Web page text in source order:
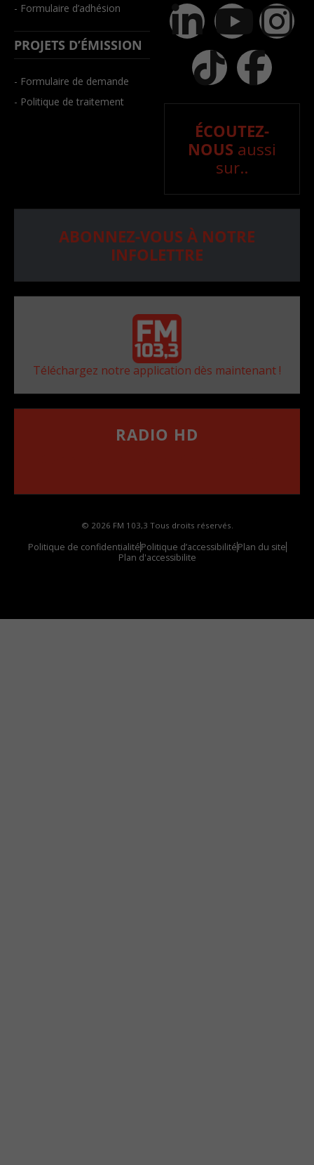
- Formulaire d’adhésion
PROJETS D’ÉMISSION
- Formulaire de demande
- Politique de traitement
ÉCOUTEZ-
NOUS aussi
sur..
ABONNEZ-VOUS À NOTRE
INFOLETTRE
Téléchargez notre application dès maintenant !
RADIO HD
© 2026 FM 103,3 Tous droits réservés.
Politique de confidentialitéPolitique d’accessibilitéPlan du site
Plan d'accessibilite